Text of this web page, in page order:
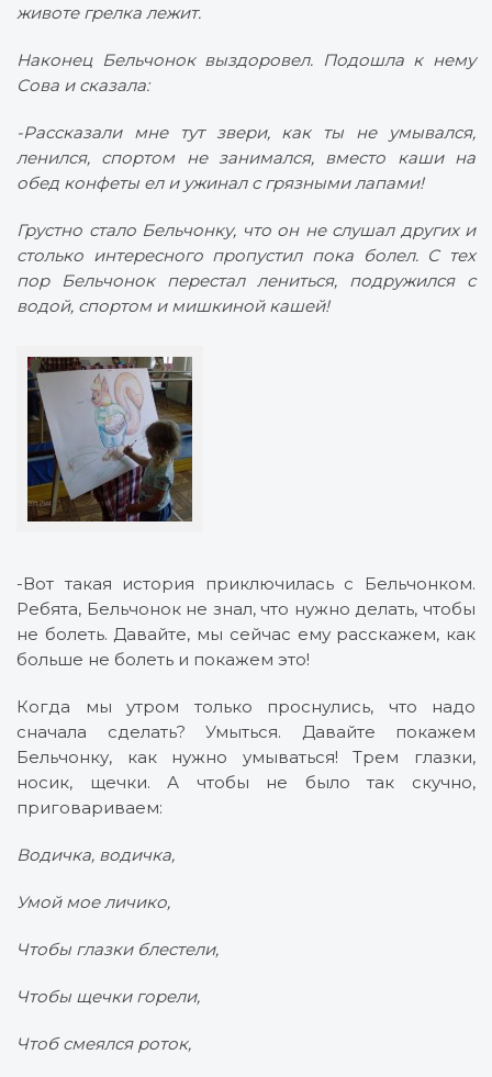
животе грелка лежит.
Наконец Бельчонок выздоровел. Подошла к нему
Сова и сказала:
-Рассказали мне тут звери, как ты не умывался,
ленился, спортом не занимался, вместо каши на
обед конфеты ел и ужинал с грязными лапами!
Грустно стало Бельчонку, что он не слушал других и
столько интересного пропустил пока болел. С тех
пор Бельчонок перестал лениться, подружился с
водой, спортом и мишкиной кашей!
-Вот такая история приключилась с Бельчонком.
Ребята, Бельчонок не знал, что нужно делать, чтобы
не болеть. Давайте, мы сейчас ему расскажем, как
больше не болеть и покажем это!
Когда мы утром только проснулись, что надо
сначала сделать? Умыться. Давайте покажем
Бельчонку, как нужно умываться! Трем глазки,
носик, щечки. А чтобы не было так скучно,
приговариваем:
Водичка, водичка,
Умой мое личико,
Чтобы глазки блестели,
Чтобы щечки горели,
Чтоб смеялся роток,